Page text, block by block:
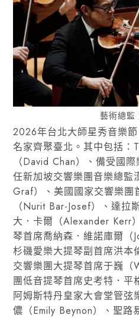
藝術總監
2026年台北大師星秀音樂
名家齊聚臺北。其中包括：
（David Chan）、備受國
任新加坡交響樂團音樂總監
Graf）、美國國家交響樂團
（Nurit Bar-Josef）、達拉
大．卡爾（Alexander Kerr
琴首席喬納森．維諾庫爾（
杉磯愛樂大提琴副首席洪
交響樂團大提琴首席于巍（
團低音提琴首席史考特．
阿姆斯特丹皇家大會堂管弦
儂（Emily Beynon）、聖路